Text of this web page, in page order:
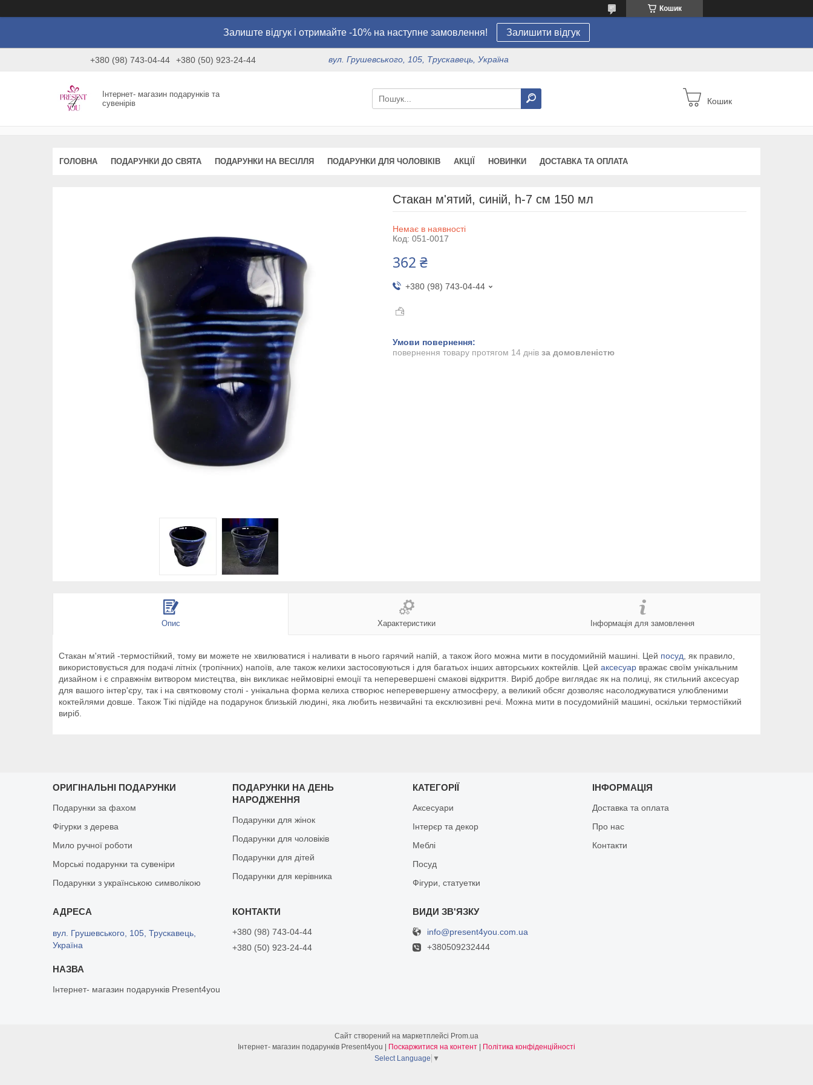
Кошик
Залиште відгук і отримайте -10% на наступне замовлення! Залишити відгук
+380 (98) 743-04-44 +380 (50) 923-24-44 вул. Грушевського, 105, Трускавець, Україна
Інтернет- магазин подарунків та
сувенірів
Кошик
ГОЛОВНА ПОДАРУНКИ ДО СВЯТА ПОДАРУНКИ НА ВЕСІЛЛЯ ПОДАРУНКИ ДЛЯ ЧОЛОВІКІВ АКЦІЇ НОВИНКИ ДОСТАВКА ТА ОПЛАТА
Стакан м'ятий, синій, h-7 см 150 мл
Немає в наявності
Код: 051-0017
362 ₴
+380 (98) 743-04-44
повернення товару протягом 14 днів за домовленістю
Опис Характеристики Інформація для замовлення
Стакан м'ятий -термостійкий, тому ви можете не хвилюватися і наливати в нього гарячий напій, а також його можна мити в посудомийній машині. Цей посуд , як правило,
використовується для подачі літніх (тропічних) напоїв, але також келихи застосовуються і для багатьох інших авторських коктейлів. Цей аксесуар вражає своїм унікальним
дизайном і є справжнім витвором мистецтва, він викликає неймовірні емоції та неперевершені смакові відкриття. Виріб добре виглядає як на полиці, як стильний аксесуар
для вашого інтер'єру, так і на святковому столі - унікальна форма келиха створює неперевершену атмосферу, а великий обсяг дозволяє насолоджуватися улюбленими
коктейлями довше. Також Тікі підійде на подарунок близькій людині, яка любить незвичайні та ексклюзивні речі. Можна мити в посудомийній машині, оскільки термостійкий
виріб.
ОРИГІНАЛЬНІ ПОДАРУНКИ
Подарунки за фахом
Фігурки з дерева
Мило ручної роботи
Морські подарунки та сувеніри
Подарунки з українською символікою
ПОДАРУНКИ НА ДЕНЬ
НАРОДЖЕННЯ
Подарунки для жінок
Подарунки для чоловіків
Подарунки для дітей
Подарунки для керівника
КАТЕГОРІЇ
Аксесуари
Інтерєр та декор
Меблі
Посуд
Фігури, статуетки
ІНФОРМАЦІЯ
Доставка та оплата
Про нас
Контакти
вул. Грушевського, 105, Трускавець,
Україна
Інтернет- магазин подарунків Present4you
+380 (98) 743-04-44
+380 (50) 923-24-44
info@present4you.com.ua
+380509232444
Сайт створений на маркетплейсі Prom.ua
Поскаржитися на контент
Політика конфіденційності
Select Language ▼